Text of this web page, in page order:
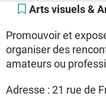
Arts visuels &
Promouvoir et
organiser des
amateurs ou
Adresse : 21 rue de